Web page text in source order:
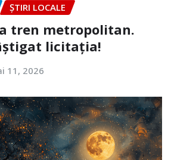
ȘTIRI LOCALE
tren metropolitan.
licitația!
11, 2026